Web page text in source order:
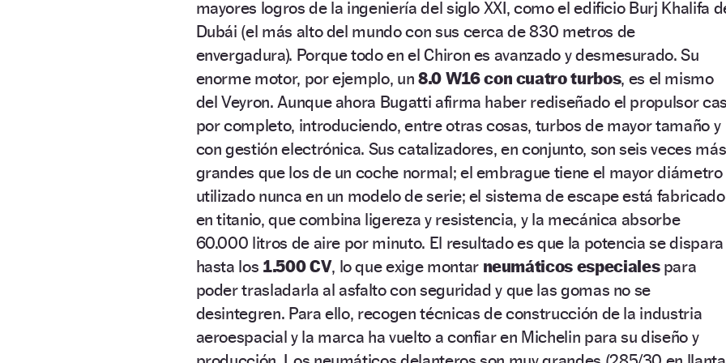
mayores logros de la ingeniería del siglo XXI, como el edificio Burj Khalifa
Dubái (el más alto del mundo con sus cerca de 830 metros de
envergadura). Porque todo en el Chiron es avanzado y desmesurado. Su
enorme motor, por ejemplo, un 8.0 W16 con cuatro turbos, es el mismo
del Veyron. Aunque ahora Bugatti afirma haber rediseñado el propulsor
por completo, introduciendo, entre otras cosas, turbos de mayor tamaño y
con gestión electrónica. Sus catalizadores, en conjunto, son seis veces más
grandes que los de un coche normal; el embrague tiene el mayor diámetro
utilizado nunca en un modelo de serie; el sistema de escape está fabricado
en titanio, que combina ligereza y resistencia, y la mecánica absorbe
60.000 litros de aire por minuto. El resultado es que la potencia se dispara
hasta los 1.500 CV, lo que exige montar neumáticos especialespara
poder trasladarla al asfalto con seguridad y que las gomas no se
desintegren. Para ello, recogen técnicas de construcción de la industria
aeroespacial y la marca ha vuelto a confiar en Michelin para su diseño y